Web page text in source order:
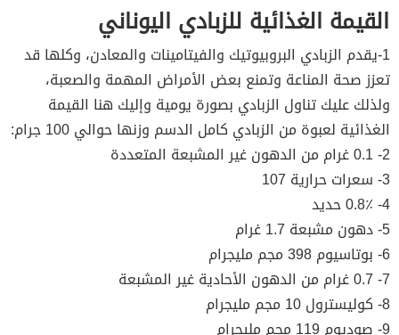
القيمة الغذائية للزبادي اليوناني
1-يقدم الزبادي البروبيوتيك والفيتامينات والمعادن، وكلها قد
تعزز صحة المناعة وتمنع بعض الأمراض المهمة والصعبة،
ولذلك عليك تناول الزبادي بصورة يومية وإليك هنا القيمة
الغذائية لعبوة من الزبادي كامل الدسم وزنها حوالي 100 جرام:
2- 0.1 غرام من الدهون غير المشبعة المتعددة
3- سعرات حرارية 107
4- 0.8٪ حديد
5- دهون مشبعة 1.7 غرام
6- بوتاسيوم 398 مجم مليجرام
7- 0.7 غرام من الدهون الأحادية غير المشبعة
8- كوليسترول 10 مجم مليجرام